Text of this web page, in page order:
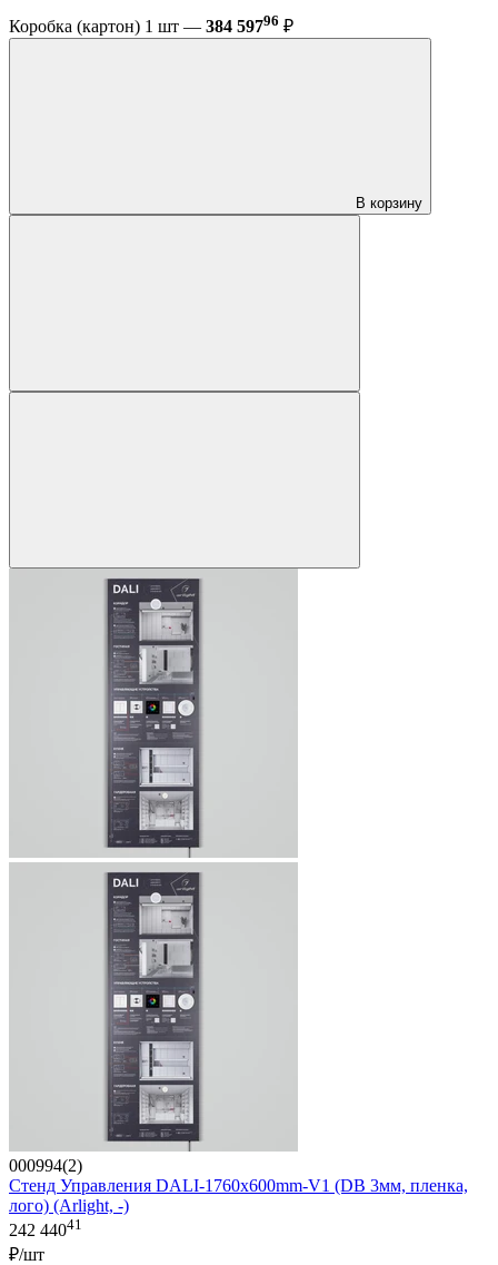
Коробка (картон) 1 шт — 384 59796 ₽
В корзину
000994(2)
Стенд Управления DALI-1760х600mm-V1 (DB 3мм, пленка,
лого) (Arlight, -)
242 44041
₽/шт